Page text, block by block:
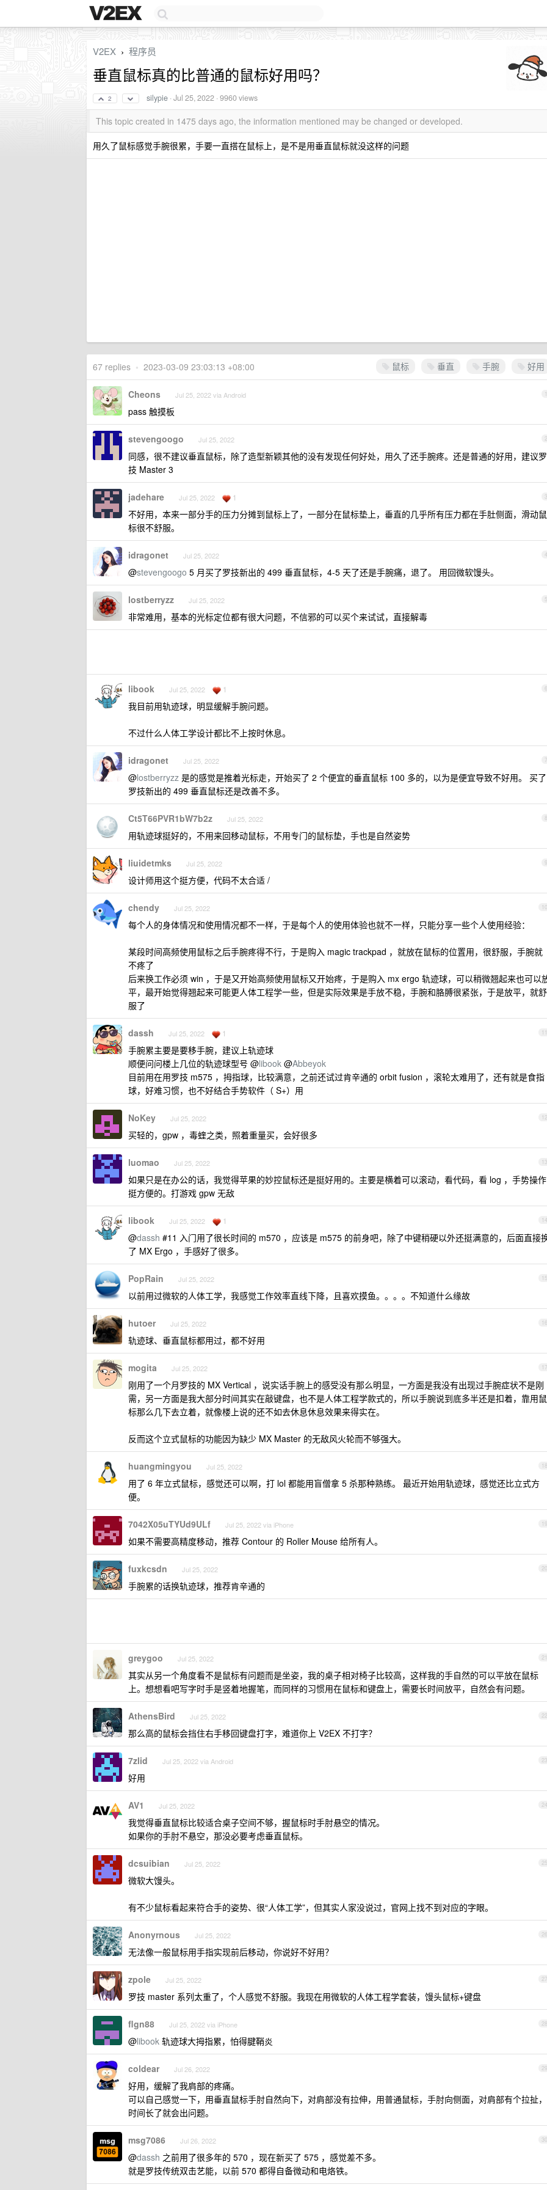
V2EX › 程序员
垂直鼠标真的比普通的鼠标好用吗？
2 silypie ·Jul 25, 2022 · 9960 views
This topic created in 1475 days ago, the information mentioned may be changed or developed.
用久了鼠标感觉手腕很累，手要一直搭在鼠标上，是不是用垂直鼠标就没这样的问题
鼠标 垂直 手腕 好用
67 replies • 2023-03-09 23:03:13 +08:00
1
Cheons Jul 25, 2022 via Android
pass 触摸板
2
stevengoogo Jul 25, 2022
同感，很不建议垂直鼠标，除了造型新颖其他的没有发现任何好处，用久了还手腕疼。还是普通的好用，建议罗
技 Master 3
3
jadehare Jul 25, 2022 1
不好用，本来一部分手的压力分摊到鼠标上了，一部分在鼠标垫上，垂直的几乎所有压力都在手肚侧面，滑动鼠
标很不舒服。
4
idragonet Jul 25, 2022
@stevengoogo 5 月买了罗技新出的 499 垂直鼠标，4-5 天了还是手腕痛，退了。 用回微软馒头。
5
lostberryzz Jul 25, 2022
非常难用，基本的光标定位都有很大问题，不信邪的可以买个来试试，直接解毒
6
libook Jul 25, 2022 1
我目前用轨迹球，明显缓解手腕问题。
不过什么人体工学设计都比不上按时休息。
7
idragonet Jul 25, 2022
@lostberryzz 是的感觉是推着光标走，开始买了 2 个便宜的垂直鼠标 100 多的，以为是便宜导致不好用。 买了
罗技新出的 499 垂直鼠标还是改善不多。
8
Ct5T66PVR1bW7b2z Jul 25, 2022
用轨迹球挺好的，不用来回移动鼠标，不用专门的鼠标垫，手也是自然姿势
9
liuidetmks Jul 25, 2022
设计师用这个挺方便，代码不太合适 /
10
chendy Jul 25, 2022
每个人的身体情况和使用情况都不一样，于是每个人的使用体验也就不一样，只能分享一些个人使用经验：
某段时间高频使用鼠标之后手腕疼得不行，于是购入 magic trackpad ，就放在鼠标的位置用，很舒服，手腕就
不疼了
后来换工作必须 win ，于是又开始高频使用鼠标又开始疼，于是购入 mx ergo 轨迹球，可以稍微翘起来也可以
平，最开始觉得翘起来可能更人体工程学一些，但是实际效果是手放不稳，手腕和胳膊很紧张，于是放平，就舒
服了
11
dassh Jul 25, 2022 1
手腕累主要是要移手腕，建议上轨迹球
顺便问问楼上几位的轨迹球型号 @libook @Abbeyok
目前用在用罗技 m575 ，拇指球，比较满意，之前还试过肯辛通的 orbit fusion ，滚轮太难用了，还有就是食指
球，好难习惯，也不好结合手势软件（ S+）用
12
NoKey Jul 25, 2022
买轻的，gpw ，毒蝰之类，照着重量买，会好很多
13
luomao Jul 25, 2022
如果只是在办公的话，我觉得苹果的妙控鼠标还是挺好用的。主要是横着可以滚动，看代码，看 log ，手势操作
挺方便的。打游戏 gpw 无敌
14
libook Jul 25, 2022 1
@dassh #11 入门用了很长时间的 m570 ，应该是 m575 的前身吧，除了中键稍硬以外还挺满意的，后面直接
了 MX Ergo ，手感好了很多。
15
PopRain Jul 25, 2022
以前用过微软的人体工学，我感觉工作效率直线下降，且喜欢摸鱼。。。。不知道什么缘故
16
hutoer Jul 25, 2022
轨迹球、垂直鼠标都用过，都不好用
17
mogita Jul 25, 2022
刚用了一个月罗技的 MX Vertical ，说实话手腕上的感受没有那么明显，一方面是我没有出现过手腕症状不是刚
需，另一方面是我大部分时间其实在敲键盘，也不是人体工程学款式的，所以手腕说到底多半还是扣着，靠用鼠
标那么几下去立着，就像楼上说的还不如去休息休息效果来得实在。
反而这个立式鼠标的功能因为缺少 MX Master 的无敌风火轮而不够强大。
18
huangmingyou Jul 25, 2022
用了 6 年立式鼠标，感觉还可以啊，打 lol 都能用盲僧拿 5 杀那种熟练。 最近开始用轨迹球，感觉还比立式方
便。
19
7042X05uTYUd9ULf Jul 25, 2022 via iPhone
如果不需要高精度移动，推荐 Contour 的 Roller Mouse 给所有人。
20
fuxkcsdn Jul 25, 2022
手腕累的话换轨迹球，推荐肯辛通的
21
greygoo Jul 25, 2022
其实从另一个角度看不是鼠标有问题而是坐姿，我的桌子相对椅子比较高，这样我的手自然的可以平放在鼠标
上。想想看吧写字时手是竖着地握笔，而同样的习惯用在鼠标和键盘上，需要长时间放平，自然会有问题。
22
AthensBird Jul 25, 2022
那么高的鼠标会挡住右手移回键盘打字，难道你上 V2EX 不打字？
23
7zlid Jul 25, 2022 via Android
好用
24
AV1 Jul 25, 2022
我觉得垂直鼠标比较适合桌子空间不够，握鼠标时手肘悬空的情况。
如果你的手肘不悬空，那没必要考虑垂直鼠标。
25
dcsuibian Jul 25, 2022
微软大馒头。
有不少鼠标看起来符合手的姿势、很“人体工学”，但其实人家没说过，官网上找不到对应的字眼。
26
Anonyrnous Jul 25, 2022
无法像一般鼠标用手指实现前后移动，你说好不好用？
27
zpole Jul 25, 2022
罗技 master 系列太重了，个人感觉不舒服。我现在用微软的人体工程学套装，馒头鼠标+键盘
28
flgn88 Jul 25, 2022 via iPhone
@libook 轨迹球大拇指累，怕得腱鞘炎
29
coldear Jul 26, 2022
好用，缓解了我肩部的疼痛。
可以自己感觉一下，用垂直鼠标手肘自然向下，对肩部没有拉伸，用普通鼠标，手肘向侧面，对肩部有个拉扯，
时间长了就会出问题。
30
msg7086 Jul 26, 2022
@dassh 之前用了很多年的 570 ，现在新买了 575 ，感觉差不多。
就是罗技传统双击艺能，以前 570 都得自备微动和电烙铁。